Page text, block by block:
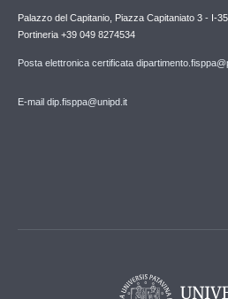
Palazzo del Capitanio, Piazza Capitaniato 3 - I-
Portineria +39 049 8274534
Posta elettronica certificata
E-mail dip.fisppa@unipd.it